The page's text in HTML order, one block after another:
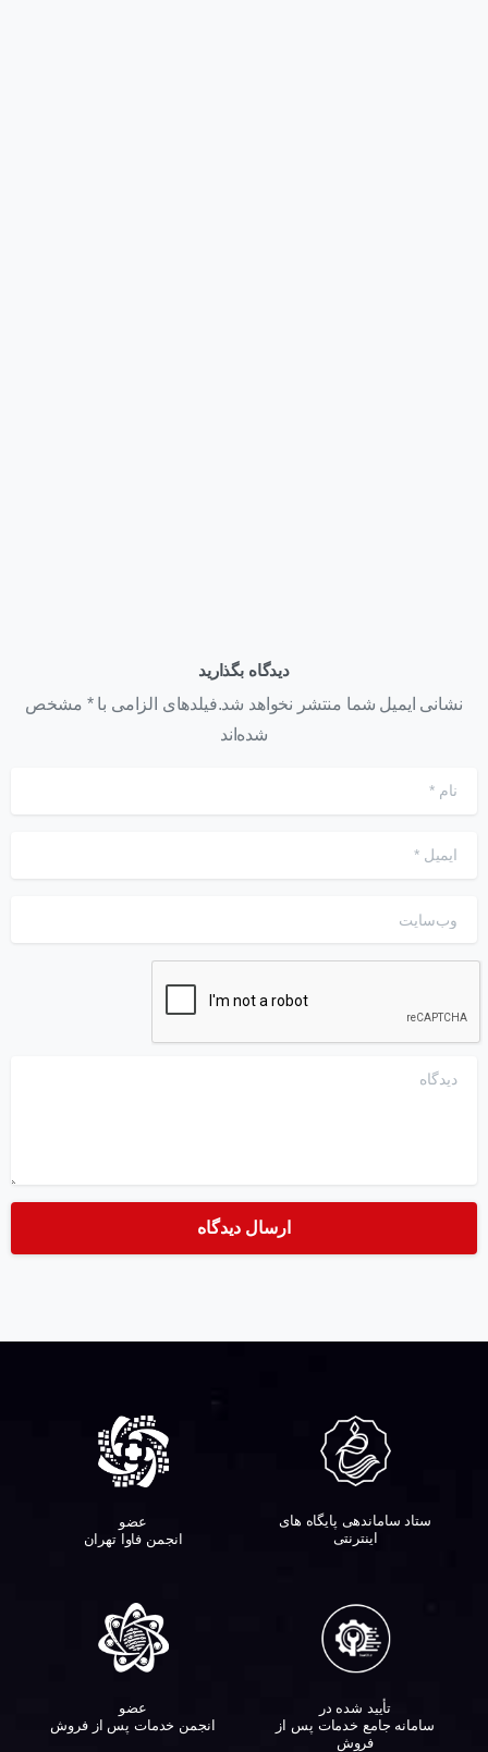
دیدگاه بگذارید
نشانی ایمیل شما منتشر نخواهد شد.فیلدهای الزامی با * مشخص
شده‌اند
*
ایمیل
وب‌سایت
دیدگاه
ستاد ساماندهی پایگاه های
اینترنتی
عضو
انجمن فاوا تهران
تأیید شده در
سامانه جامع خدمات پس از
فروش
عضو
انجمن خدمات پس از فروش